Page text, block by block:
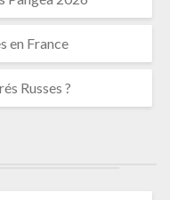
en France
Russes ?